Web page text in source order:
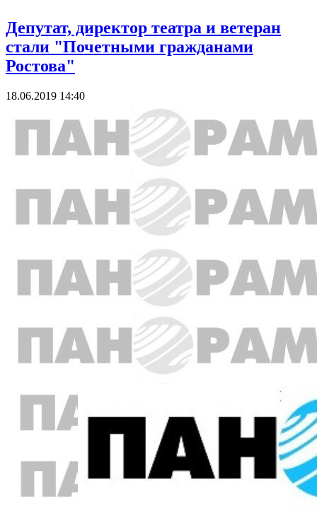
Депутат, директор театра и ветеран
стали "Почетными гражданами
Ростова"
18.06.2019 14:40